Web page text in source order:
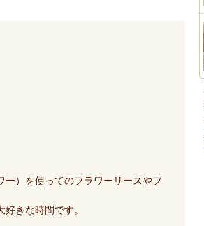
）を使ってのフラワーリースやフ
きな時間です。